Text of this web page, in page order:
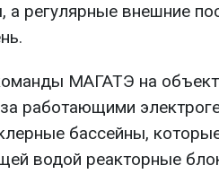
регулярные внешние
МАГАТЭ на
работающими
бассейны,
водой реакторные